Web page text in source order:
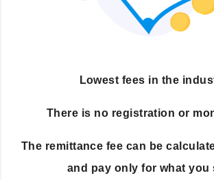
Lowest fees in the
There is no registration or
The remittance fee can be
and pay only for what you